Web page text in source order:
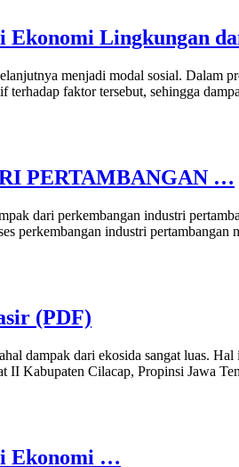
Ekonomi Lingkungan
menjadi modal sosial.
terhadap faktor tersebut, sehingga
PERTAMBANGAN …
dari perkembangan industri
perkembangan industri
(PDF)
dampak dari ekosida sangat luas.
II Kabupaten Cilacap, Propinsi Jawa
Ekonomi …